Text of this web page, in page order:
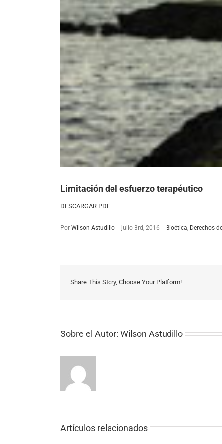
Limitación del esfuerzo terapéutico
DESCARGAR PDF
Por Wilson Astudillo | julio 3rd, 2016 | Bioética Derechos
Share This Story, Choose Your Platform!
Sobre el Autor: Wilson Astudillo
Artículos relacionados